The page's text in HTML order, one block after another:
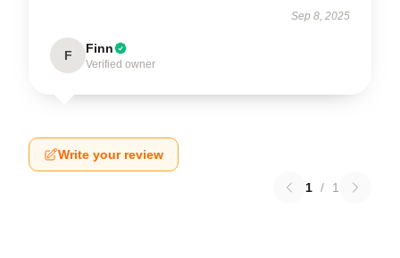
Sep 8, 2025
F Finn
Verified owner
Write your review
1 / 1